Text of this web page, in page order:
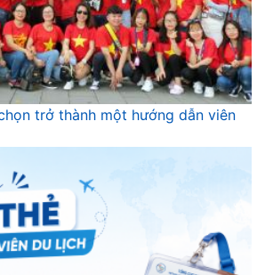
trở thành một hướng dẫn viên